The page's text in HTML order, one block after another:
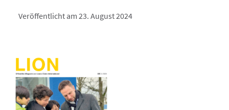
Veröffentlicht am 23. August 2024